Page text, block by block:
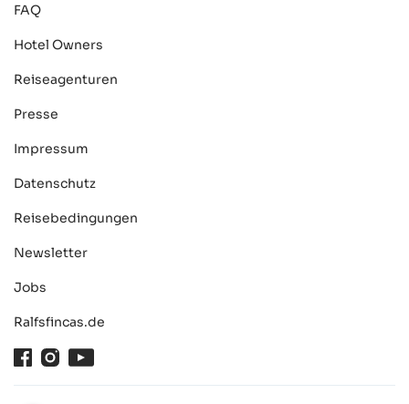
FAQ
Hotel Owners
Reiseagenturen
Presse
Impressum
Datenschutz
Reisebedingungen
Newsletter
Jobs
Ralfsfincas.de
FacebookInstagram